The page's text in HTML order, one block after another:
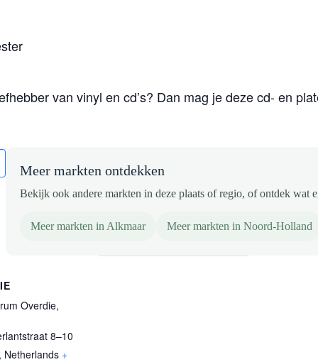
van vinyl en cd’s? Dan mag je deze cd- en
Meer markten ontdekken
Bekijk ook andere markten in deze plaats of regio, of ontdek wat
Meer markten in Alkmaar Meer markten in Noord-Holland
Overdie,
8–10
Netherlands +